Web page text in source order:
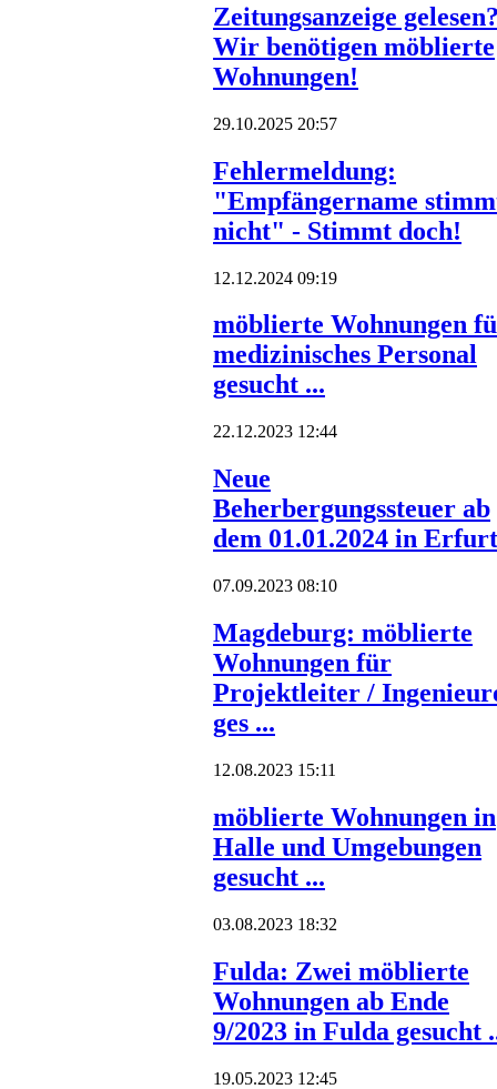
Zeitungsanzeige
Wir benötigen möblierte
Wohnungen!
29.10.2025 20:57
Fehlermeldung:
"Empfängername
nicht" - Stimmt doch!
12.12.2024 09:19
möblierte Wohnungen
medizinisches Personal
gesucht ...
22.12.2023 12:44
Neue
Beherbergungssteuer ab
dem 01.01.2024 in Erfurt
07.09.2023 08:10
Magdeburg: möblierte
Wohnungen für
Projektleiter /
ges ...
12.08.2023 15:11
möblierte Wohnungen in
Halle und Umgebungen
gesucht ...
03.08.2023 18:32
Fulda: Zwei möblierte
Wohnungen ab Ende
9/2023 in Fulda gesucht
19.05.2023 12:45